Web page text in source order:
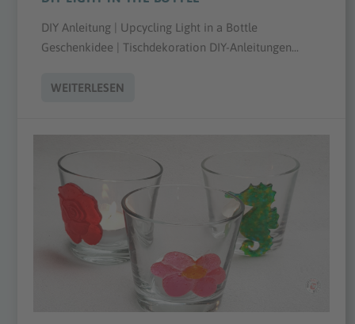
DIY Anleitung | Upcycling Light in a Bottle
Geschenkidee | Tischdekoration DIY-Anleitungen...
WEITERLESEN